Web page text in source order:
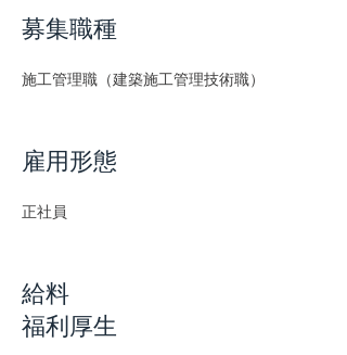
募集職種
施工管理職（建築施工管理技術職）
​雇用形態
​正社員
給料
福利厚生